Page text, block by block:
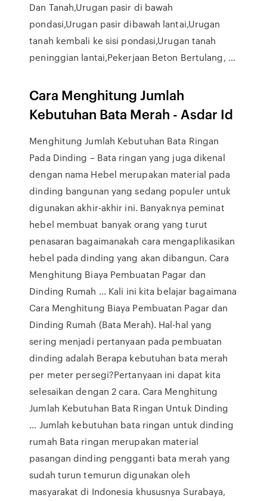
Dan Tanah,Urugan pasir di bawah
pondasi,Urugan pasir dibawah lantai,Urugan
tanah kembali ke sisi pondasi,Urugan tanah
peninggian lantai,Pekerjaan Beton Bertulang, …
Cara Menghitung Jumlah
Kebutuhan Bata Merah - Asdar Id
Menghitung Jumlah Kebutuhan Bata Ringan
Pada Dinding – Bata ringan yang juga dikenal
dengan nama Hebel merupakan material pada
dinding bangunan yang sedang populer untuk
digunakan akhir-akhir ini. Banyaknya peminat
hebel membuat banyak orang yang turut
penasaran bagaimanakah cara mengaplikasikan
hebel pada dinding yang akan dibangun. Cara
Menghitung Biaya Pembuatan Pagar dan
Dinding Rumah ... Kali ini kita belajar bagaimana
Cara Menghitung Biaya Pembuatan Pagar dan
Dinding Rumah (Bata Merah). Hal-hal yang
sering menjadi pertanyaan pada pembuatan
dinding adalah Berapa kebutuhan bata merah
per meter persegi?Pertanyaan ini dapat kita
selesaikan dengan 2 cara. Cara Menghitung
Jumlah Kebutuhan Bata Ringan Untuk Dinding
... Jumlah kebutuhan bata ringan untuk dinding
rumah Bata ringan merupakan material
pasangan dinding pengganti bata merah yang
sudah turun temurun digunakan oleh
masyarakat di Indonesia khususnya Surabaya,